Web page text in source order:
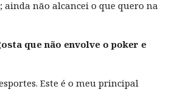
não alcancei o que quero na
que não envolve o poker e
Este é o meu principal